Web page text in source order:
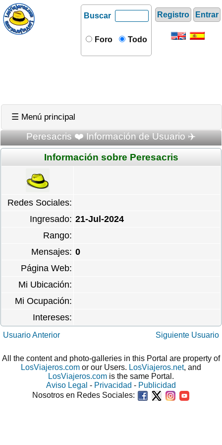
Registro Entrar
Buscar
Foro Todo
☰ Menú principal
Peresacris ❤️ Información de Usuario ✈️
Información sobre Peresacris
Redes Sociales:
Ingresado: 21-Jul-2024
Rango:
Mensajes: 0
Página Web:
Mi Ubicación:
Mi Ocupación:
Intereses:
Usuario Anterior Siguiente Usuario
All the content and photo-galleries in this Portal are property of
LosViajeros.com or our Users. LosViajeros.net, and
LosViajeros.com is the same Portal.
Aviso Legal - Privacidad - Publicidad
Nosotros en Redes Sociales: